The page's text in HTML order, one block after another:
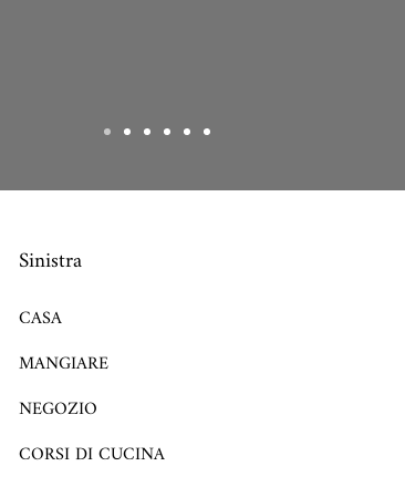
Sinistra
CASA
MANGIARE
NEGOZIO
CORSI DI CUCINA